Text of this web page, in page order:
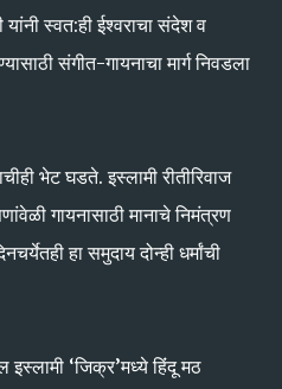
यांनी स्वत:ही ईश्‍वराचा संदेश व
संगीत-गायनाचा मार्ग निवडला
भेट घडते. इस्लामी रीतीरिवाज
गायनासाठी मानाचे निमंत्रण
हा समुदाय दोन्ही धर्मांची
‘जिक्र’मध्ये हिंंदू मठ